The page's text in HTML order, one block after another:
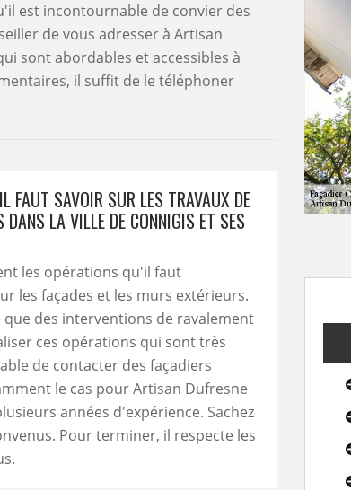
est incontournable de convier des
de vous adresser à Artisan
sont abordables et accessibles à
il suffit de le téléphoner
FAUT SAVOIR SUR LES TRAVAUX DE
DANS LA VILLE DE CONNIGIS ET SES
les opérations qu'il faut
les façades et les murs extérieurs.
des interventions de ravalement
ces opérations qui sont très
de contacter des façadiers
le cas pour Artisan Dufresne
années d'expérience. Sachez
Pour terminer, il respecte les